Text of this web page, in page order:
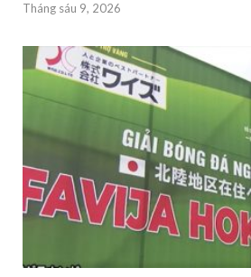
Tháng sáu 9, 2026